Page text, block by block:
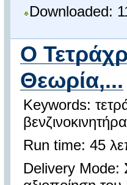
Downloaded:
Ο
Θεωρία,...
Keywords:
Run time: 45
Delivery Mode: